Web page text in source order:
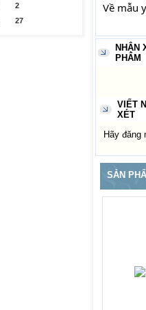
2
27
Về mẫu
NHẬN
PHẨM
VIẾT
XÉT
Hãy đăng
SẢN